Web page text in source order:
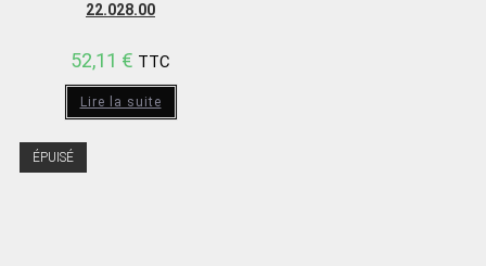
22.028.00
52,11 € TTC
Lire la suite
ÉPUISÉ